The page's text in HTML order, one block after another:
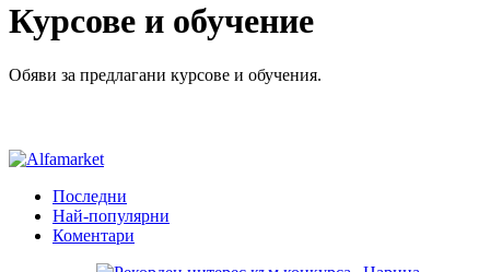
Курсове и обучение
Обяви за предлагани курсове и обучения.
Последни
Най-популярни
Коментари